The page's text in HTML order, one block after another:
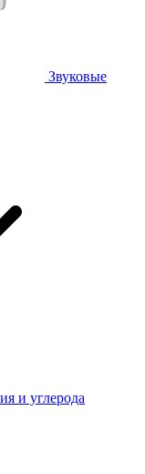
Звуковые
и углерода